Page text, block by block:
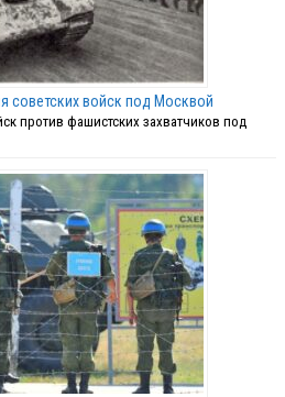
советских войск под Москвой
против фашистских захватчиков под